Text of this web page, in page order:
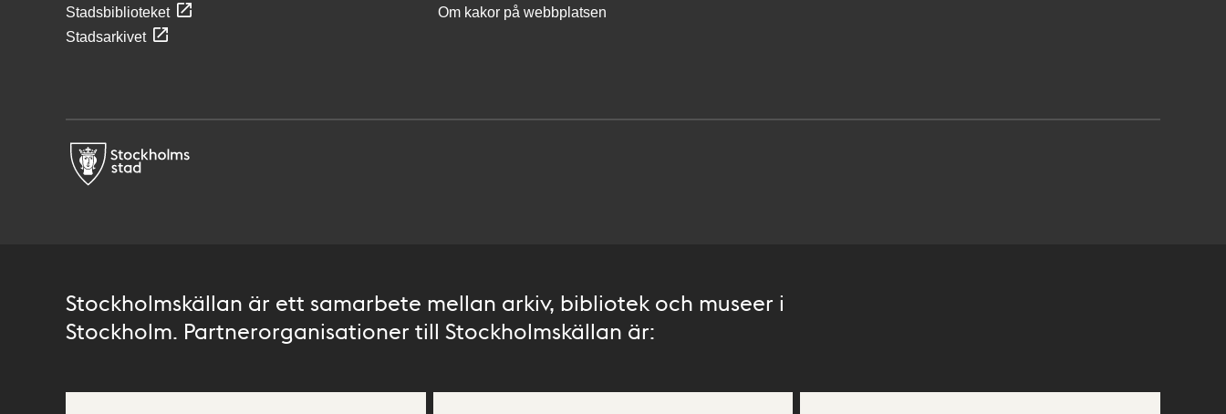
Stadsbiblioteket
Stadsarkivet
Om kakor på webbplatsen
Stockholmskällan är ett samarbete mellan arkiv, bibliotek och museer i
Stockholm. Partnerorganisationer till Stockholmskällan är: